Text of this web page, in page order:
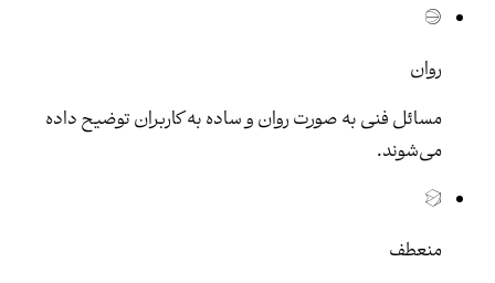
روان
مسائل فنی به صورت روان و ساده به کاربران توضیح داده
می‌شوند.
منعطف